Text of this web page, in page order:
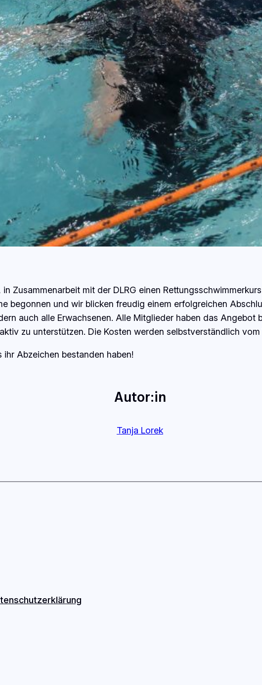
Zusammenarbeit mit der DLRG einen
begonnen und wir blicken freudig einem erfolgreichen
auch alle Erwachsenen. Alle Mitglieder haben das Angebot
zu unterstützen. Die Kosten werden selbstverständlich
Abzeichen bestanden haben!
Autor:in
Tanja Lorek